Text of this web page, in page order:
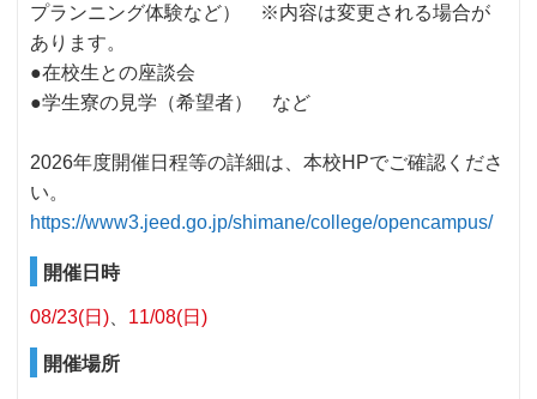
プランニング体験など） ※内容は変更される場合が
あります。
●在校生との座談会
●学生寮の見学（希望者） など
2026年度開催日程等の詳細は、本校HPでご確認くださ
い。
https://www3.jeed.go.jp/shimane/college/opencampus/
開催日時
08/23(日) 11/08(日)
開催場所